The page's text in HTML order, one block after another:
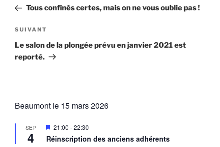
l’article
précédent
Tous confinés certes, mais on ne vous oublie pas !
Article
suivant
SUIVANT
Le salon de la plongée prévu en janvier 2021 est
reporté.
Beaumont le 15 mars 2026
SEP
4
M
i
s
21:00 -22:30
Réinscription des anciens adhérents